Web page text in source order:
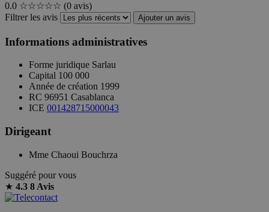
0.0 ☆☆☆☆☆ (0 avis)
Filtrer les avis
Ajouter un avis
Informations administratives
Forme juridique Sarlau
Capital 100 000
Année de création 1999
RC 96951 Casablanca
ICE 001428715000043
Dirigeant
Mme Chaoui Bouchrza
Suggéré pour vous
★ 4.3 8 Avis